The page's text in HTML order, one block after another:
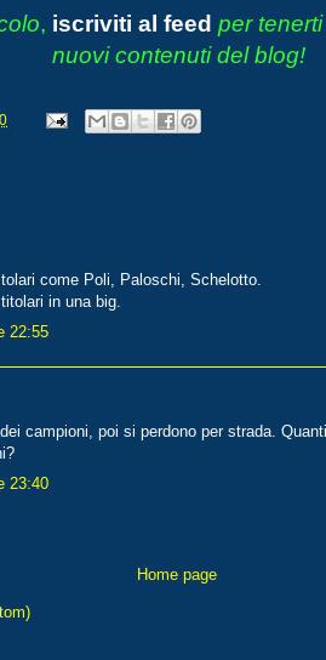
, iscriviti al feed per
nuovi contenuti del blog!
come Poli, Paloschi, Schelotto.
in una big.
22:55
campioni, poi si perdono per strada.
23:40
Home page